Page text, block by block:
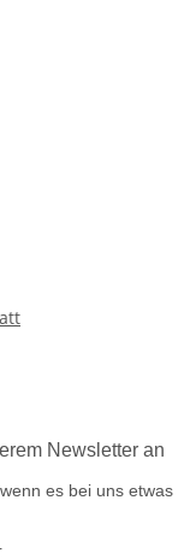
Newsletter an
es bei uns etwas